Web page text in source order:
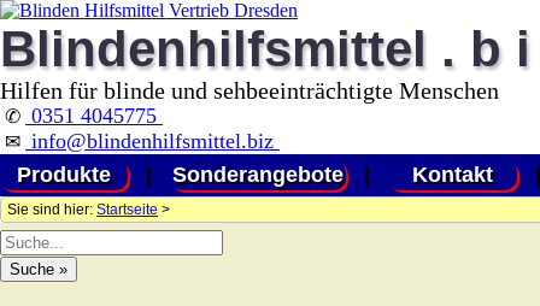
Blindenhilfsmittel . b i
Hilfen für blinde und sehbeeinträchtigte Menschen
✆ 0351 4045775
✉ info@blindenhilfsmittel.biz
Produkte
Sonderangebote Kontakt
Sie sind hier: Startseite >